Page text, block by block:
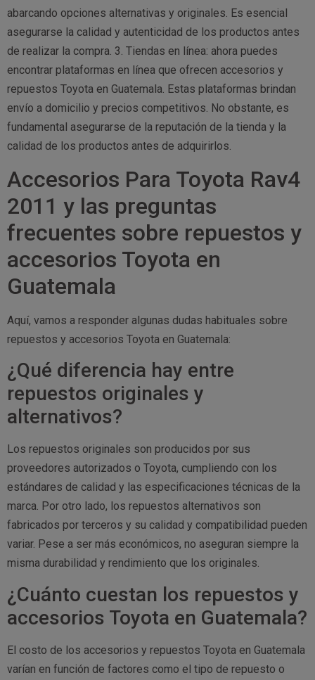
abarcando opciones alternativas y originales. Es esencial
asegurarse la calidad y autenticidad de los productos antes
de realizar la compra. 3. Tiendas en línea: ahora puedes
encontrar plataformas en línea que ofrecen accesorios y
repuestos Toyota en Guatemala. Estas plataformas brindan
envío a domicilio y precios competitivos. No obstante, es
fundamental asegurarse de la reputación de la tienda y la
calidad de los productos antes de adquirirlos.
Accesorios Para Toyota Rav4
2011 y las preguntas
frecuentes sobre repuestos y
accesorios Toyota en
Guatemala
Aquí, vamos a responder algunas dudas habituales sobre
repuestos y accesorios Toyota en Guatemala:
¿Qué diferencia hay entre
repuestos originales y
alternativos?
Los repuestos originales son producidos por sus
proveedores autorizados o Toyota, cumpliendo con los
estándares de calidad y las especificaciones técnicas de la
marca. Por otro lado, los repuestos alternativos son
fabricados por terceros y su calidad y compatibilidad pueden
variar. Pese a ser más económicos, no aseguran siempre la
misma durabilidad y rendimiento que los originales.
¿Cuánto cuestan los repuestos y
accesorios Toyota en Guatemala?
El costo de los accesorios y repuestos Toyota en Guatemala
varían en función de factores como el tipo de repuesto o